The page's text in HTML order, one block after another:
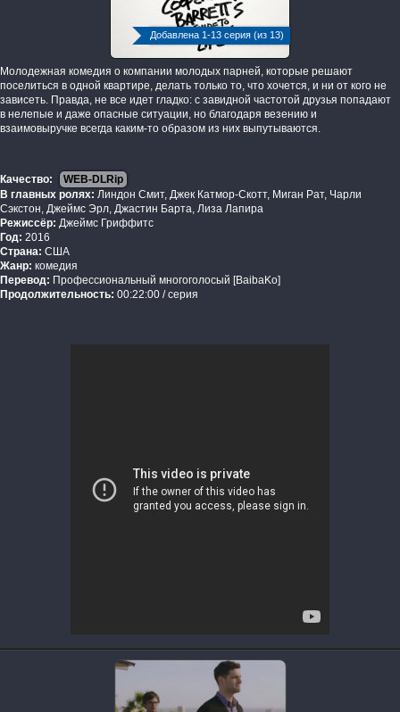
Добавлена 1-13 серия (из 13)
Молодежная комедия о компании молодых парней, которые решают
поселиться в одной квартире, делать только то, что хочется, и ни от кого не
зависеть. Правда, не все идет гладко: с завидной частотой друзья попадают
в нелепые и даже опасные ситуации, но благодаря везению и
взаимовыручке всегда каким-то образом из них выпутываются.
Качество:
WEB-DLRip
В главных ролях: Линдон Смит, Джек Катмор-Скотт, Миган Рат, Чарли
Сэкстон, Джеймс Эрл, Джастин Барта, Лиза Лапира
Режиссёр: Джеймс Гриффитс
Год: 2016
Страна: США
Жанр: комедия
Перевод: Профессиональный многоголосый [BaibaKo]
Продолжительность: 00:22:00 / серия